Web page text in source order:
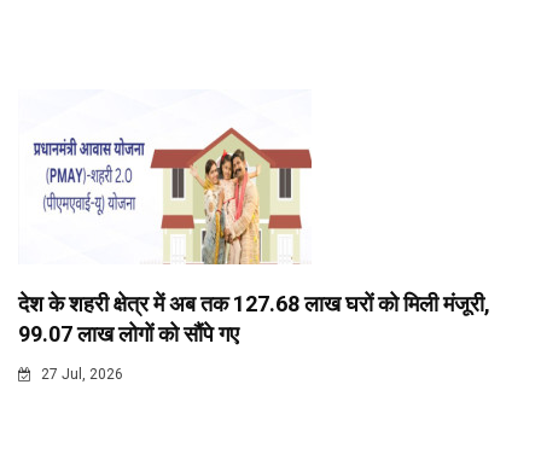
देश के शहरी क्षेत्र में अब तक 127.68 लाख घरों को मिली मंजूरी,
99.07 लाख लोगों को सौंपे गए
27 Jul, 2026